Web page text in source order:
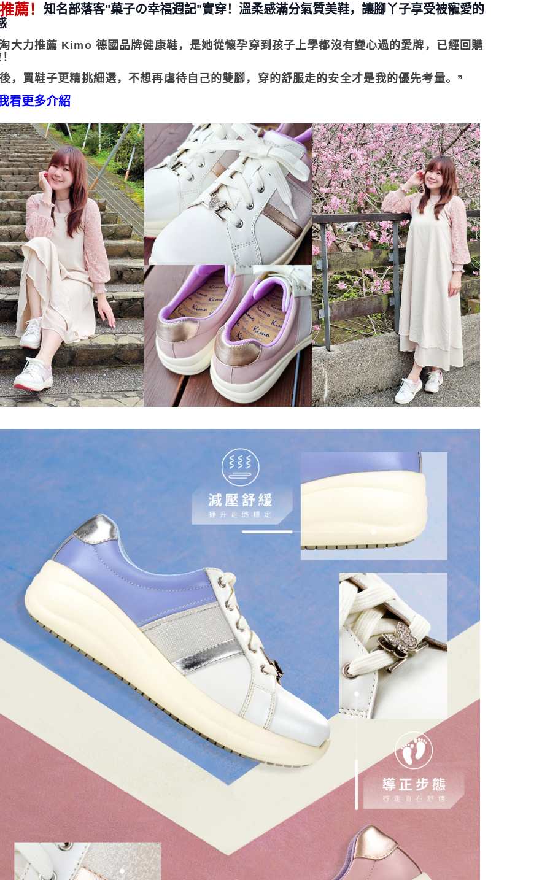
薦！知名部落客"菓子の幸福週記"實穿！溫柔感滿分氣質美鞋，讓腳丫子享受被寵愛的
大力推薦 Kimo 德國品牌健康鞋， 是她從懷孕穿到孩子上學都沒有變心過的愛牌，已經回購
，買鞋子更精挑細選，不想再虐待自己的雙腳， 穿的舒服走的安全才是我的優先考量。 ”
看更多介紹